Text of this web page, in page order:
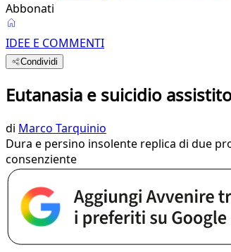
Abbonati
IDEE E COMMENTI
Condividi
Eutanasia e suicidio
di Marco Tarquinio
Dura e persino insolente replica di due
consenziente